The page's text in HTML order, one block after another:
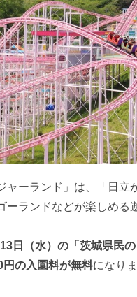
ャーランド」は、「日
ーランドなどが楽しめる
日（水）の「茨城県民
円の入園料が無料になりま